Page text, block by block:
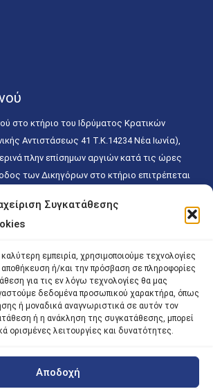
Συγκατάθεσης
εμπειρία, χρησιμοποιούμε τεχνολογίες
ή/και την πρόσβαση σε πληροφορίες
για τις εν λόγω τεχνολογίες θα μας
δεδομένα προσωπικού χαρακτήρα, όπως
ή μοναδικά αναγνωριστικά σε αυτόν τον
ή η ανάκληση της συγκατάθεσης, μπορεί
ορισμένες λειτουργίες και δυνατότητες.
Αποδοχή
στο κτήριο του Ιδρύματος Κρατικών
Αντιστάσεως 41 T.K.14234 Νέα Ιωνία),
πλην επίσημων αργιών κατά τις ώρες
των Δικηγόρων στο κτήριο επιτρέπεται
και ώρα χωρίς κανέναν χρονικό ή άλλο
του κοινού ειδικά στο γραφείο του
του κοινού πραγματοποιείται βάσει των
Για την αποφυγή συνωστισμού
χώρου εξυπηρέτησης και αναμονής του
του δύναται να πραγματοποιείται κατόπιν
ραντεβού.
| All Rights Reserved